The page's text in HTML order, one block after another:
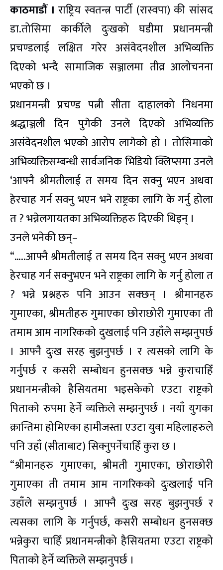
काठमाडौं । राष्ट्रिय स्वतन्त्र पार्टी (रास्वपा) की सांसद
डा.तोसिमा कार्कीले दुःखको घडीमा प्रधानमन्त्री
प्रचण्डलाई लक्षित गरेर असंवेदनशील अभिव्यक्ति
दिएको भन्दै सामाजिक सञ्जालमा तीव्र आलोचनना
भएको छ ।
प्रधानमन्त्री प्रचण्ड पत्नी सीता दाहालको निधनमा
श्रद्धाञ्जली दिन पुगेकी उनले दिएको अभिव्यक्ति
असंवेदनशील भएको आरोप लागेको हो । तोसिमाको
अभिव्यक्तिसम्बन्धी सार्वजनिक भिडियो क्लिप्समा उनले
‘आफ्नै श्रीमतीलाई त समय दिन सक्नु भएन अथवा
हेरचाह गर्न सक्नु भएन भने राष्ट्रका लागि के गर्नु होला
त ? भन्नेलगायतका अभिव्यक्तिहरु दिएकी थिइन् ।
उनले भनेकी छन्–
“…..आफ्नै श्रीमतीलाई त समय दिन सक्नु भएन अथवा
हेरचाह गर्न सक्नुभएन भने राष्ट्रका लागि के गर्नु होला त
? भन्ने प्रश्नहरु पनि आउन सक्छन् । श्रीमानहरु
गुमाएका, श्रीमतीहरु गुमाएका छोराछोरी गुमाएका ती
तमाम आम नागरिकको दुखलाई पनि उहाँले सम्झनुपर्छ
। आफ्नै दुःख सरह बुझनुपर्छ । र त्यसको लागि के
गर्नुुपर्छ र कसरी सम्बोधन हुनसक्छ भन्ने कुराचाहिँ
प्रधानमन्त्रीको हैसियतमा भइसकेको एउटा राष्ट्रको
पिताको रुपमा हेर्ने व्यक्तिले सम्झनुपर्छ । नयाँ युगका
क्रान्तिमा होमिएका हामीजस्ता एउटा युवा महिलाहरुले
पनि उहाँ (सीताबाट) सिक्नुपर्नेचाहिँ कुरा छ ।
“श्रीमानहरु गुमाएका, श्रीमती गुमाएका, छोराछोरी
गुमाएका ती तमाम आम नागरिकको दुःखलाई पनि
उहाँले सम्झनुपर्छ । आफ्नै दुःख सरह बुझनुपर्छ र
त्यसका लागि के गर्नुपर्छ, कसरी सम्बोधन हुनसक्छ
भन्नेकुरा चाहिँ प्रधानमन्त्रीको हैसियतमा एउटा राष्ट्रको
पिताको हेर्ने व्यक्तिले सम्झनुपर्छ ।